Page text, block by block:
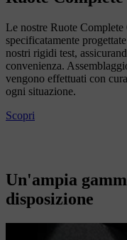
Le nostre Ruote
specificatamente
nostri rigidi test,
convenienza.
vengono effettuati con
ogni situazione.
Scopri
Un'ampia
disposizione